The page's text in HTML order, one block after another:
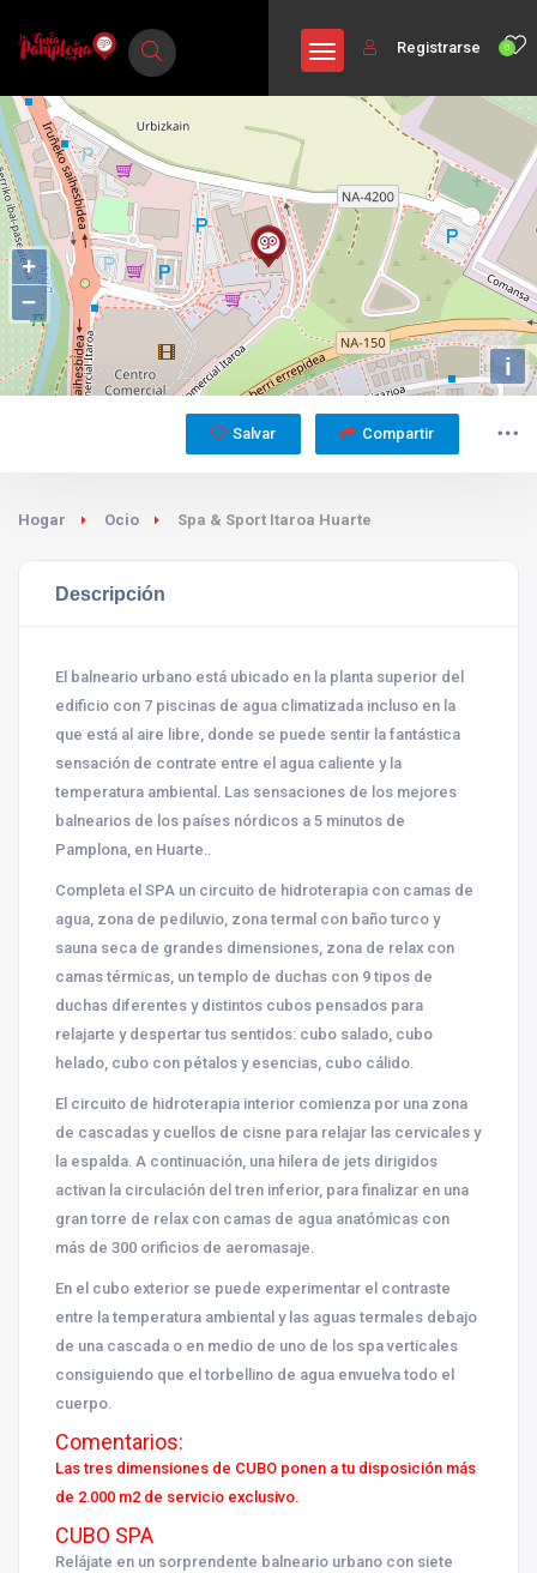
0
Registrarse
+
−
i
Salvar Compartir
Hogar Ocio Spa & Sport Itaroa Huarte
Descripción
El balneario urbano está ubicado en la planta superior del
edificio con 7 piscinas de agua climatizada incluso en la
que está al aire libre, donde se puede sentir la fantástica
sensación de contrate entre el agua caliente y la
temperatura ambiental. Las sensaciones de los mejores
balnearios de los países nórdicos a 5 minutos de
Pamplona, en Huarte..
Completa el SPA un circuito de hidroterapia con camas de
agua, zona de pediluvio, zona termal con baño turco y
sauna seca de grandes dimensiones, zona de relax con
camas térmicas, un templo de duchas con 9 tipos de
duchas diferentes y distintos cubos pensados para
relajarte y despertar tus sentidos: cubo salado, cubo
helado, cubo con pétalos y esencias, cubo cálido.
El circuito de hidroterapia interior comienza por una zona
de cascadas y cuellos de cisne para relajar las cervicales y
la espalda. A continuación, una hilera de jets dirigidos
activan la circulación del tren inferior, para finalizar en una
gran torre de relax con camas de agua anatómicas con
más de 300 orificios de aeromasaje.
En el cubo exterior se puede experimentar el contraste
entre la temperatura ambiental y las aguas termales debajo
de una cascada o en medio de uno de los spa verticales
consiguiendo que el torbellino de agua envuelva todo el
cuerpo.
Comentarios:
Las tres dimensiones de CUBO ponen a tu disposición más
de 2.000 m2 de servicio exclusivo.
CUBO SPA
Relájate en un sorprendente balneario urbano con siete